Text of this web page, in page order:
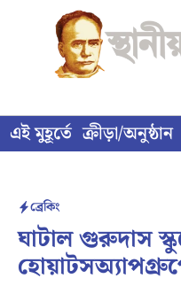
content
এই মুহূর্তে ক্রীড়া/অনুষ্ঠান
ব্রেকিং
ঘাটাল গুরুদাস